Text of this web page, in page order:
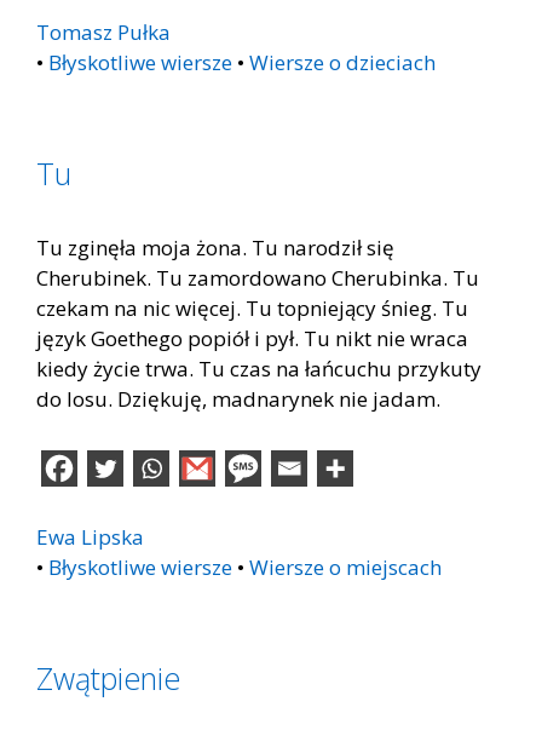
Tomasz Pułka
• Błyskotliwe wiersze • Wiersze o dzieciach
Tu
Tu zginęła moja żona. Tu narodził się
Cherubinek. Tu zamordowano Cherubinka. Tu
czekam na nic więcej. Tu topniejący śnieg. Tu
język Goethego popiół i pył. Tu nikt nie wraca
kiedy życie trwa. Tu czas na łańcuchu przykuty
do losu. Dziękuję, madnarynek nie jadam.
Ewa Lipska
• Błyskotliwe wiersze • Wiersze o miejscach
Zwątpienie